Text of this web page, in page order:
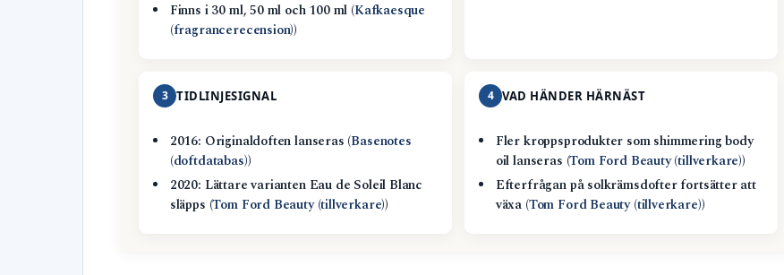
Finns i 30 ml, 50 ml och 100 ml (Kafkaesque
(fragrancerecension))
3 TIDLINJESIGNAL
2016: Originaldoften lanseras (Basenotes
(doftdatabas))
2020: Lättare varianten Eau de Soleil Blanc
släpps (Tom Ford Beauty (tillverkare))
4 VAD HÄNDER HÄRNÄST
Fler kroppsprodukter som shimmering body
oil lanseras (Tom Ford Beauty (tillverkare))
Efterfrågan på solkrämsdofter fortsätter att
växa (Tom Ford Beauty (tillverkare))